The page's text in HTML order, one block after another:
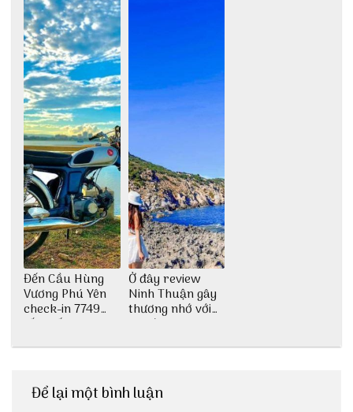
Đến Cầu Hùng
Vương Phú Yên
check-in 7749
tấm sống ảo
Ở đây review
Ninh Thuận gây
thương nhớ với
nét đẹp thiên
Để lại một bình luận